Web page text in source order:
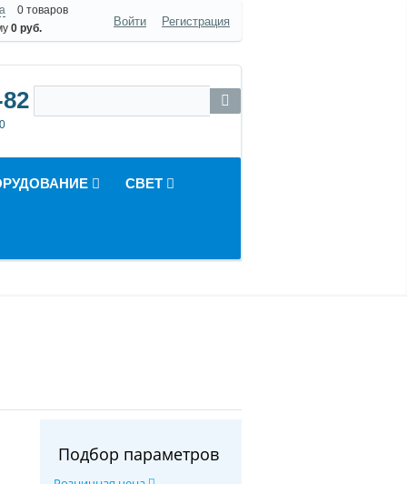
0 товаров
0 руб. Войти Регистрация
СВЕТ
Подбор параметров